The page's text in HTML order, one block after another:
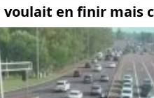
en finir mais